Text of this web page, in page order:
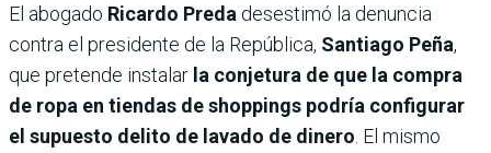
El abogado Ricardo Preda desestimó la denuncia
contra el presidente de la República, Santiago Peña,
que pretende instalar la conjetura de que la compra
de ropa en tiendas de shoppings podría configurar
el supuesto delito de lavado de dinero . El mismo